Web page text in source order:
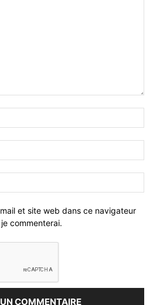
et site web dans ce navigateur
commenterai.